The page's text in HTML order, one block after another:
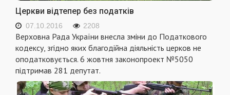
Церкви відтепер без податків
07.10.2016 2208
Верховна Рада України внесла зміни до Податкового
кодексу, згідно яких благодійна діяльність церков не
оподатковується. 6 жовтня законопроект №5050
підтримав 281 депутат.